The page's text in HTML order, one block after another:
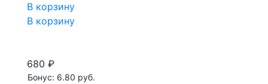
В корзину
В корзину
680 ₽
Бонус: 6.80 руб.